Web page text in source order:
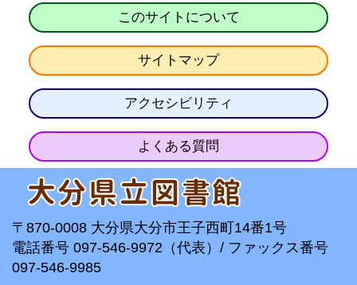
このサイトについて
サイトマップ
アクセシビリティ
よくある質問
〒870-0008 大分県大分市王子西町14番1号
電話番号 097-546-9972（代表）/ ファックス番号
097-546-9985